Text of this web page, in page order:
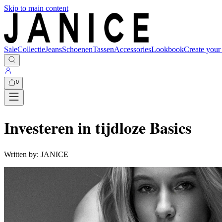
Skip to main content
SaleCollectieJeansSchoenenTassenAccessoriesLookbookCreate
0
Investeren in tijdloze Basics
Written by: JANICE